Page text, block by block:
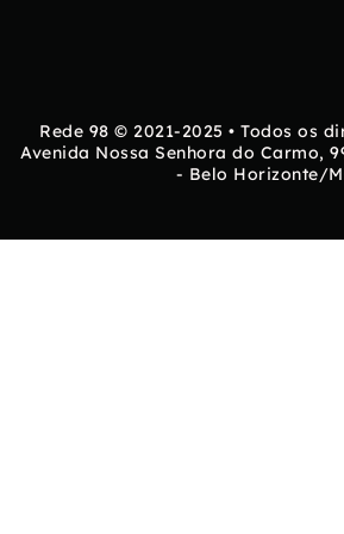
Rede 98 © 2021-2025 • Todos os
Avenida Nossa Senhora do Carmo,
- Belo Horizonte/